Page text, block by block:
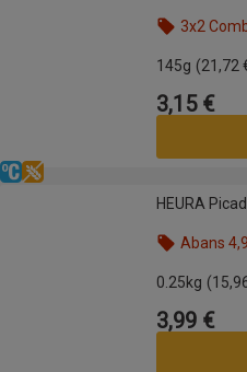
3x2
145g (21,72
Preu
3,15 €
HEURA Picada tradicional
Refrigerat
Sense gluten
HEURA
Abans
0.25kg
Preu
3,99 €